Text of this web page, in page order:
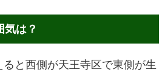
気は？
と西側が天王寺区で東側が生